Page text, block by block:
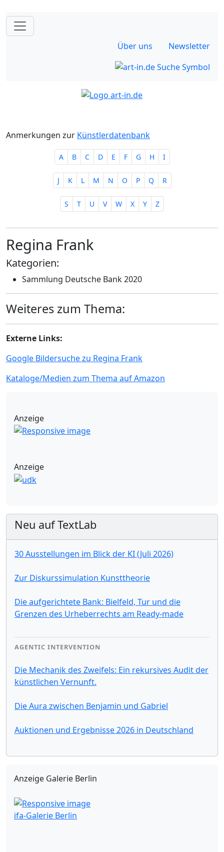
Über uns Newsletter
Anmerkungen zur Künstlerdatenbank
A B C D E F G H I
J K L M N O P Q R
S T U V W X Y Z
Regina Frank
Kategorien:
Sammlung Deutsche Bank 2020
Weiteres zum Thema:
Externe Links:
Google Bildersuche zu Regina Frank
Kataloge/Medien zum Thema auf Amazon
Anzeige
Anzeige
Neu auf TextLab
30 Ausstellungen im Blick der KI (Juli 2026)
Zur Diskurssimulation Kunsttheorie
Die aufgerichtete Bank: Bielfeld, Tur und die
Grenzen des Urheberrechts am Ready-made
AGENTIC INTERVENTION
Die Mechanik des Zweifels: Ein rekursives Audit der
künstlichen Vernunft.
Die Aura zwischen Benjamin und Gabriel
Auktionen und Ergebnisse 2026 in Deutschland
Anzeige Galerie Berlin
ifa-Galerie Berlin